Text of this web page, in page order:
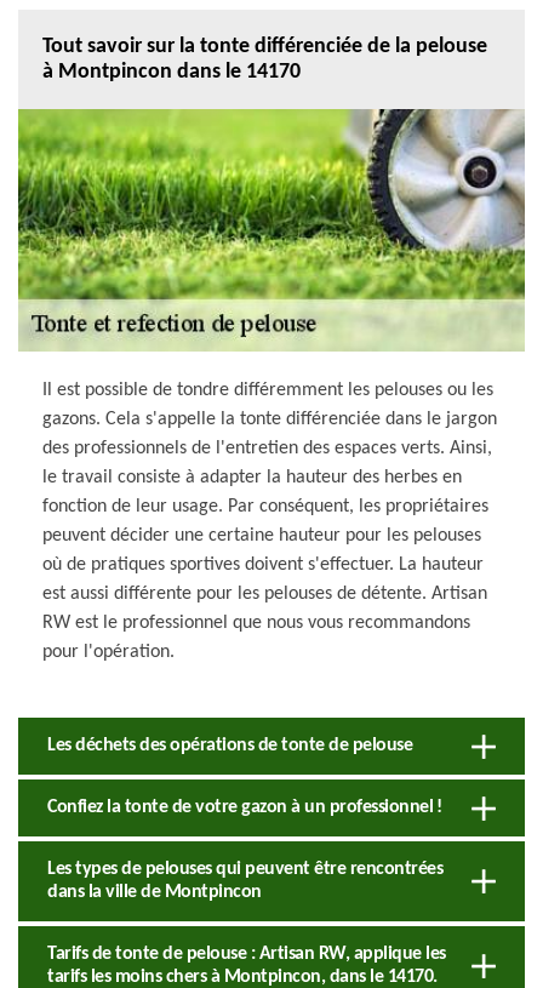
Tout savoir sur la tonte différenciée de la pelouse
à Montpincon dans le 14170
Il est possible de tondre différemment les pelouses ou les
gazons. Cela s'appelle la tonte différenciée dans le jargon
des professionnels de l'entretien des espaces verts. Ainsi,
le travail consiste à adapter la hauteur des herbes en
fonction de leur usage. Par conséquent, les propriétaires
peuvent décider une certaine hauteur pour les pelouses
où de pratiques sportives doivent s'effectuer. La hauteur
est aussi différente pour les pelouses de détente. Artisan
RW est le professionnel que nous vous recommandons
pour l'opération.
Les déchets des opérations de tonte de pelouse
Confiez la tonte de votre gazon à un professionnel !
Les types de pelouses qui peuvent être rencontrées
dans la ville de Montpincon
Tarifs de tonte de pelouse : Artisan RW, applique les
tarifs les moins chers à Montpincon, dans le 14170.